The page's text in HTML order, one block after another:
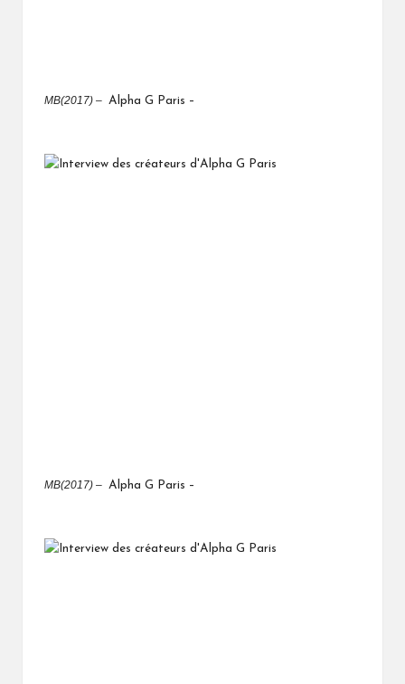
MB(2017) – Alpha G Paris –
MB(2017) – Alpha G Paris –